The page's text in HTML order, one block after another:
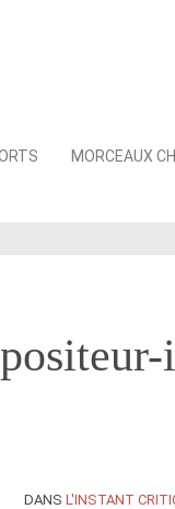
MORCEAUX
DANS L'INSTANT